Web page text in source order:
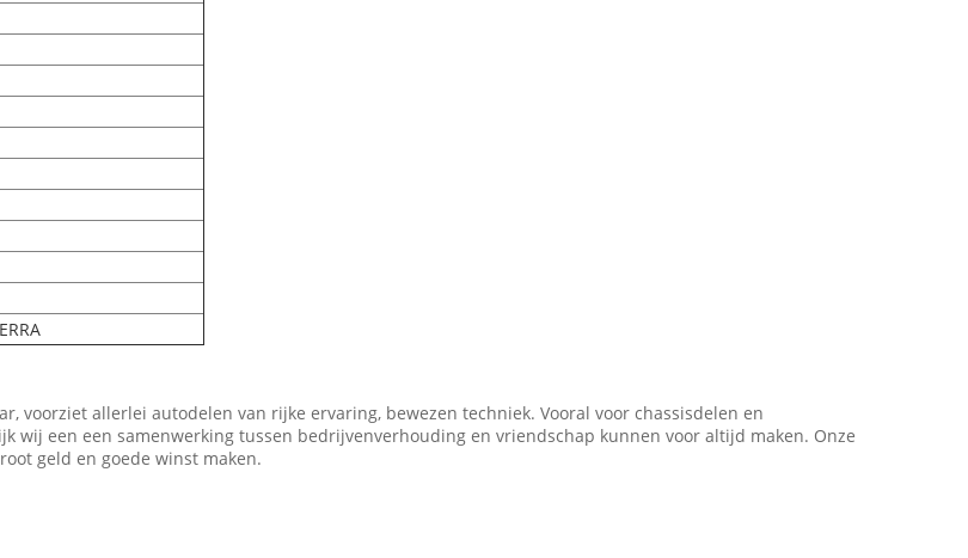
voorziet allerlei autodelen van rijke ervaring, bewezen techniek. Vooral voor chassisdelen en
wij een een samenwerking tussen bedrijvenverhouding en vriendschap kunnen voor altijd maken. Onze
geld en goede winst maken.